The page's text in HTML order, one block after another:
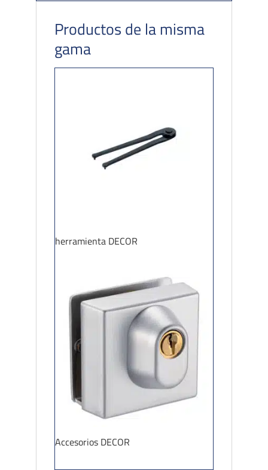
Productos de la misma
gama
herramienta DECOR
Accesorios DECOR